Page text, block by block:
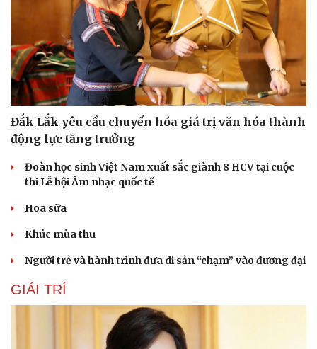
Đắk Lắk yêu cầu chuyển hóa giá trị văn hóa thành
động lực tăng trưởng
Đoàn học sinh Việt Nam xuất sắc giành 8 HCV tại cuộc
thi Lễ hội Âm nhạc quốc tế
Hoa sữa
Khúc mùa thu
Người trẻ và hành trình đưa di sản “chạm” vào đương đại
GIẢI TRÍ